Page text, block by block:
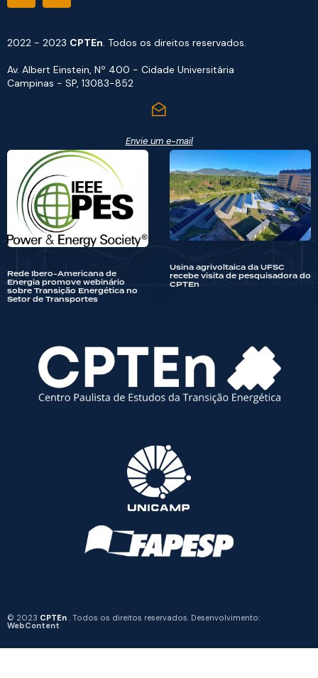
2022 - 2023 CPTEn. Todos os direitos reservados.
Av. Albert Einstein, Nº 400 - Cidade Universitária
Campinas - SP, 13083-852
Envie um e-mail
Rede Ibero-Americana de
Energia promove webinário
sobre Transição Energética no
Setor de Transportes
Usina agrivoltaica da UFSC
recebe visita de pesquisadora do
CPTEn
© 2023 CPTEn . Todos os direitos reservados. Desenvolvimento:
WebContent